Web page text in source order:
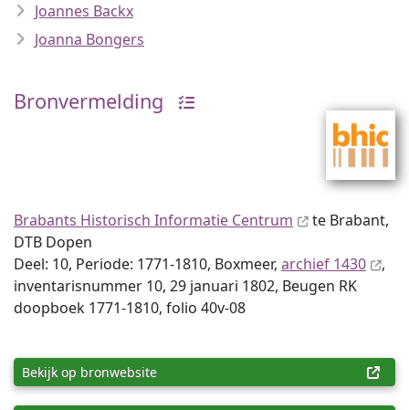
Joannes Backx
Joanna Bongers
Bronvermelding
Brabants Historisch Informatie Centrum
te Brabant,
DTB Dopen
Deel: 10, Periode: 1771-1810, Boxmeer, archief 1430
,
inventaris­num­mer 10, 29 januari 1802, Beugen RK
doopboek 1771-1810, folio 40v-08
Bekijk op bronwebsite